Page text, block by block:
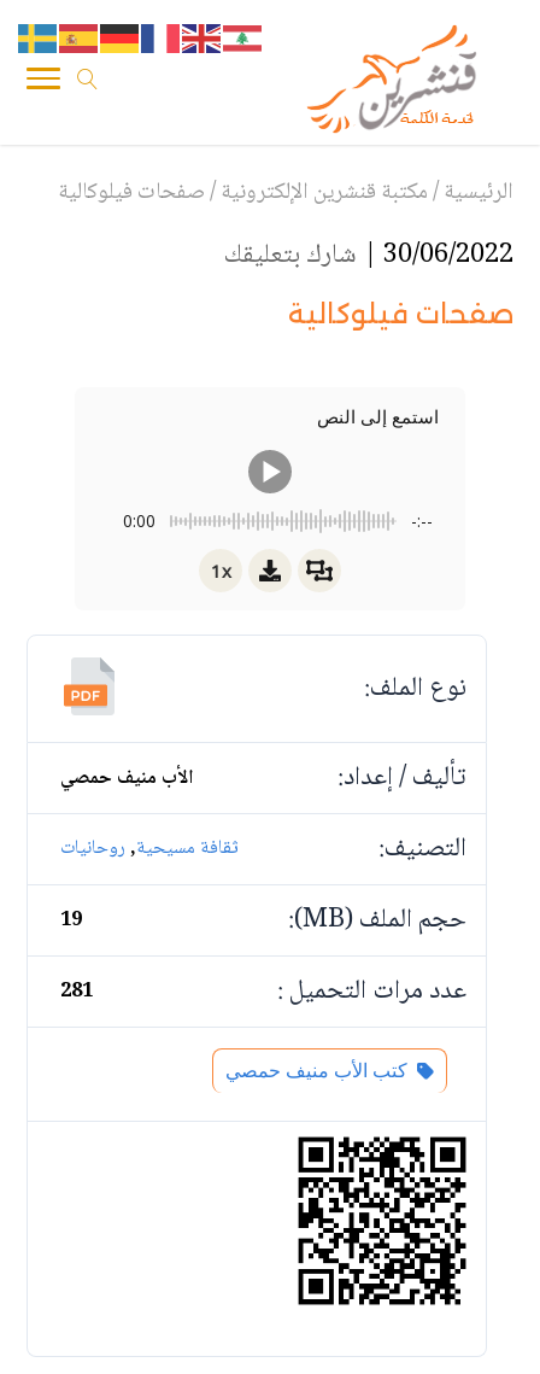
الرئيسية/مكتبة قنشرين الإلكترونية/صفحات فيلوكالية
30/06/2022 | شارك بتعليقك
صفحات فيلوكالية
استمع إلى النص
0:00 -:--
1x
نوع الملف:
تأليف / إعداد:
الأب منيف حمصي
التصنيف: ثقافة مسيحية,روحانيات
حجم الملف (MB): 19
عدد مرات التحميل : 281
كتب الأب منيف حمصي